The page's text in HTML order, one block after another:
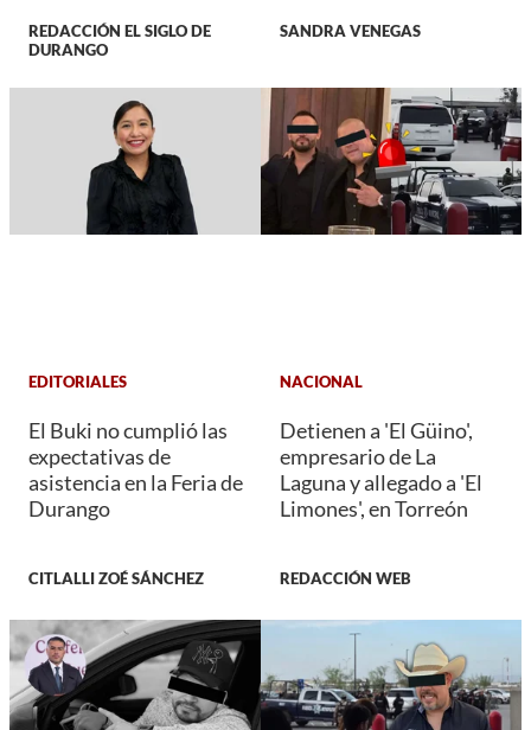
REDACCIÓN EL SIGLO DE
DURANGO
SANDRA VENEGAS
EDITORIALES
El Buki no cumplió las
expectativas de
asistencia en la Feria de
Durango
CITLALLI ZOÉ SÁNCHEZ
NACIONAL
Detienen a 'El Güino',
empresario de La
Laguna y allegado a 'El
Limones', en Torreón
REDACCIÓN WEB